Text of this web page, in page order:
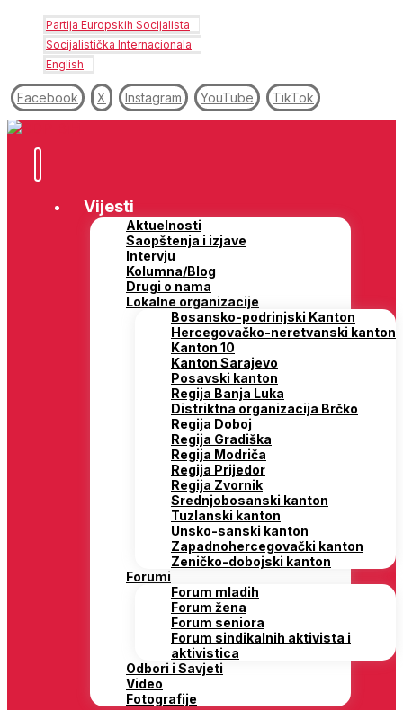
Partija Europskih Socijalista
Socijalistička Internacionala
English
Facebook X Instagram YouTube TikTok
Vijesti
Aktuelnosti
Saopštenja i izjave
Intervju
Kolumna/Blog
Drugi o nama
Lokalne organizacije
Bosansko-podrinjski Kanton
Hercegovačko-neretvanski kanton
Kanton 10
Kanton Sarajevo
Posavski kanton
Regija Banja Luka
Distriktna organizacija Brčko
Regija Doboj
Regija Gradiška
Regija Modriča
Regija Prijedor
Regija Zvornik
Srednjobosanski kanton
Tuzlanski kanton
Unsko-sanski kanton
Zapadnohercegovački kanton
Zeničko-dobojski kanton
Forumi
Forum mladih
Forum žena
Forum seniora
Forum sindikalnih aktivista i
aktivistica
Odbori i Savjeti
Video
Fotografije